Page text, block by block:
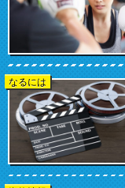
なるには